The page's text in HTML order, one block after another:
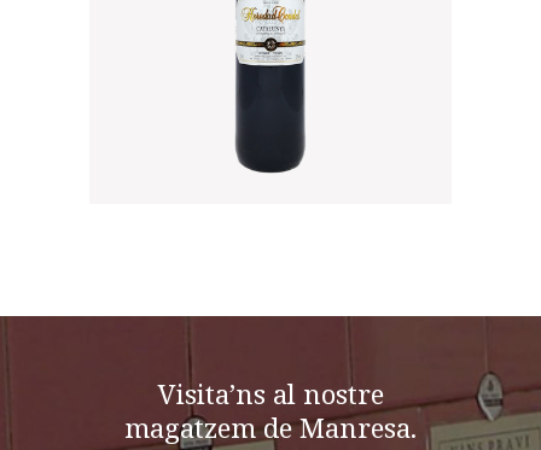
Visita’ns al nostre
magatzem de Manresa.